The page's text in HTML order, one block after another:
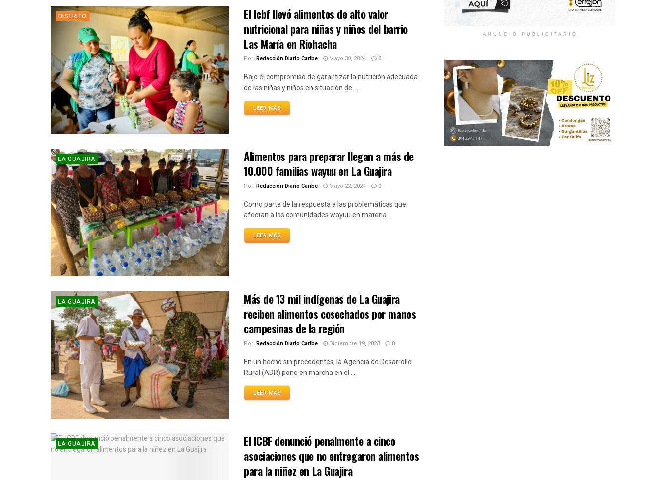
DISTRITO
El Icbf llevó alimentos de alto valor
nutricional para niñas y niños del barrio
Las María en Riohacha
Por: Redacción Diario Caribe Mayo 30, 2024 0
Bajo el compromiso de garantizar la nutrición adecuada
de las niñas y niños en situación de ...
LEER MÁS
LA GUAJIRA
Alimentos para preparar llegan a más de
10.000 familias wayuu en La Guajira
Por: Redacción Diario Caribe Mayo 22, 2024 0
Como parte de la respuesta a las problemáticas que
afectan a las comunidades wayuu en materia ...
LEER MÁS
LA GUAJIRA
Más de 13 mil indígenas de La Guajira
reciben alimentos cosechados por manos
campesinas de la región
Por: Redacción Diario Caribe Diciembre 19, 2023 0
En un hecho sin precedentes, la Agencia de Desarrollo
Rural (ADR) pone en marcha en el ...
LEER MÁS
LA GUAJIRA
El ICBF denunció penalmente a cinco
asociaciones que no entregaron alimentos
para la niñez en La Guajira
ANUNCIO PUBLICITARIO